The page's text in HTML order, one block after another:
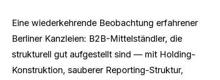
Eine wiederkehrende Beobachtung erfahrener
Berliner Kanzleien: B2B-Mittelständler, die
strukturell gut aufgestellt sind — mit Holding-
Konstruktion, sauberer Reporting-Struktur,